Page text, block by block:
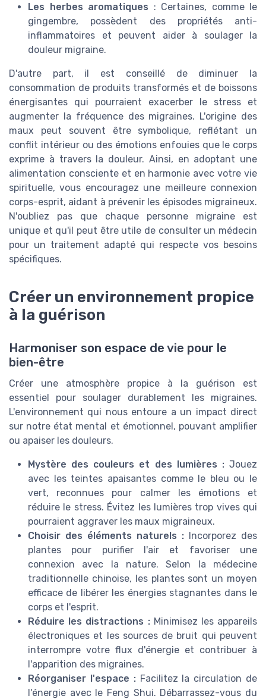
Les herbes aromatiques : Certaines, comme le
gingembre, possèdent des propriétés anti-
inflammatoires et peuvent aider à soulager la
douleur migraine.
D'autre part, il est conseillé de diminuer la
consommation de produits transformés et de boissons
énergisantes qui pourraient exacerber le stress et
augmenter la fréquence des migraines. L'origine des
maux peut souvent être symbolique, reflétant un
conflit intérieur ou des émotions enfouies que le corps
exprime à travers la douleur. Ainsi, en adoptant une
alimentation consciente et en harmonie avec votre vie
spirituelle, vous encouragez une meilleure connexion
corps-esprit, aidant à prévenir les épisodes migraineux.
N'oubliez pas que chaque personne migraine est
unique et qu'il peut être utile de consulter un médecin
pour un traitement adapté qui respecte vos besoins
spécifiques.
Créer un environnement propice
à la guérison
Harmoniser son espace de vie pour le
bien-être
Créer une atmosphère propice à la guérison est
essentiel pour soulager durablement les migraines.
L'environnement qui nous entoure a un impact direct
sur notre état mental et émotionnel, pouvant amplifier
ou apaiser les douleurs.
Mystère des couleurs et des lumières :Jouez
avec les teintes apaisantes comme le bleu ou le
vert, reconnues pour calmer les émotions et
réduire le stress. Évitez les lumières trop vives qui
pourraient aggraver les maux migraineux.
Choisir des éléments naturels : Incorporez des
plantes pour purifier l'air et favoriser une
connexion avec la nature. Selon la médecine
traditionnelle chinoise, les plantes sont un moyen
efficace de libérer les énergies stagnantes dans le
corps et l'esprit.
Réduire les distractions :Minimisez les appareils
électroniques et les sources de bruit qui peuvent
interrompre votre flux d'énergie et contribuer à
l'apparition des migraines.
Réorganiser l'espace :Facilitez la circulation de
l'énergie avec le Feng Shui. Débarrassez-vous du